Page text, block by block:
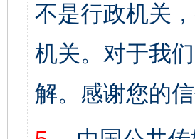
不是行政机关
机关。对于我
解。感谢您的